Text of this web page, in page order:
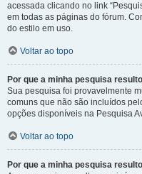
acessada clicando no link
em todas as páginas do fórum.
do estilo em uso.
Voltar ao topo
Por que a minha pesquisa
Sua pesquisa foi provavelmente
comuns que não são incluídos
opções disponíveis na Pesquisa
Voltar ao topo
Por que a minha pesquisa